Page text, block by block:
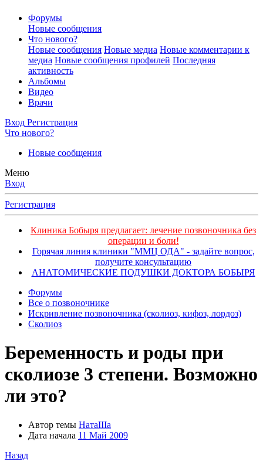
Форумы
Новые сообщения
Что нового?
Новые сообщения Новые медиа Новые комментарии к
медиа Новые сообщения профилей Последняя
активность
Альбомы
Видео
Врачи
Вход Регистрация
Что нового?
Новые сообщения
Меню
Вход
Регистрация
Клиника Бобыря предлагает: лечение позвоночника без
операции и боли!
Горячая линия клиники "ММЦ ОДА" - задайте вопрос,
получите консультацию
АНАТОМИЧЕСКИЕ ПОДУШКИ ДОКТОРА БОБЫРЯ
Форумы
Все о позвоночнике
Искривление позвоночника (сколиоз, кифоз, лордоз)
Сколиоз
Беременность и роды при
сколиозе 3 степени. Возможно
ли это?
Автор темы НатаIIIа
Дата начала 11 Май 2009
Назад